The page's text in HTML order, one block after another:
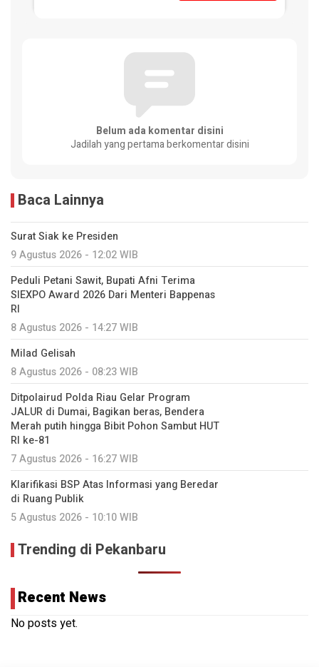
Belum ada komentar disini
Jadilah yang pertama berkomentar disini
Baca Lainnya
Surat Siak ke Presiden
9 Agustus 2026 - 12:02 WIB
Peduli Petani Sawit, Bupati Afni Terima
SIEXPO Award 2026 Dari Menteri Bappenas
RI
8 Agustus 2026 - 14:27 WIB
Milad Gelisah
8 Agustus 2026 - 08:23 WIB
Ditpolairud Polda Riau Gelar Program
JALUR di Dumai, Bagikan beras, Bendera
Merah putih hingga Bibit Pohon Sambut HUT
RI ke-81
7 Agustus 2026 - 16:27 WIB
Klarifikasi BSP Atas Informasi yang Beredar
di Ruang Publik
5 Agustus 2026 - 10:10 WIB
Trending di Pekanbaru
Recent News
No posts yet.